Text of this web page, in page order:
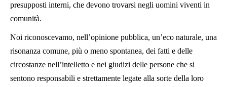
presupposti interni, che devono trovarsi negli uomini viventi in
comunità.
Noi riconoscevamo, nell’opinione pubblica, un’eco naturale, una
risonanza comune, più o meno spontanea, dei fatti e delle
circostanze nell’intelletto e nei giudizi delle persone che si
sentono responsabili e strettamente legate alla sorte della loro